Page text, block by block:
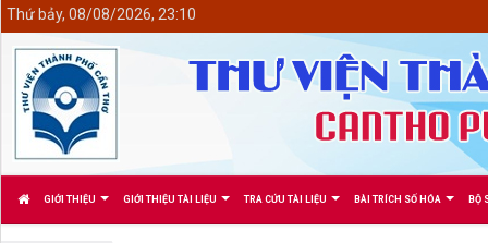
GIỚI THIỆU GIỚI THIỆU TÀI LIỆU TRA CỨU TÀI LIỆU BÀI TRÍCH SỐ HÓA BỘ
Thứ bảy, 08/08/2026, 23:10
<